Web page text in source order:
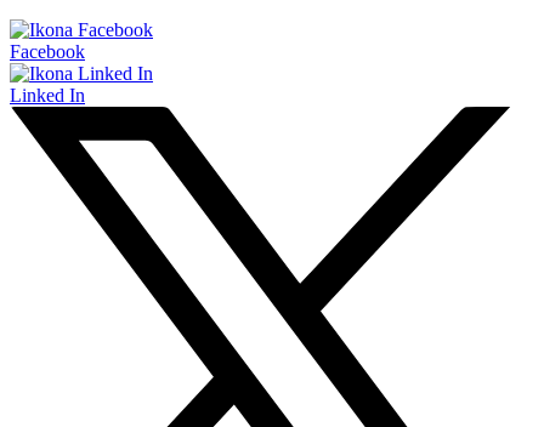
Facebook
Linked In